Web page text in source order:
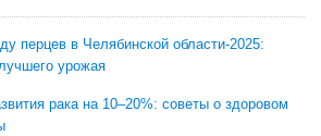
перцев в Челябинской области-2025:
урожая
рака на 10–20%: советы о здоровом